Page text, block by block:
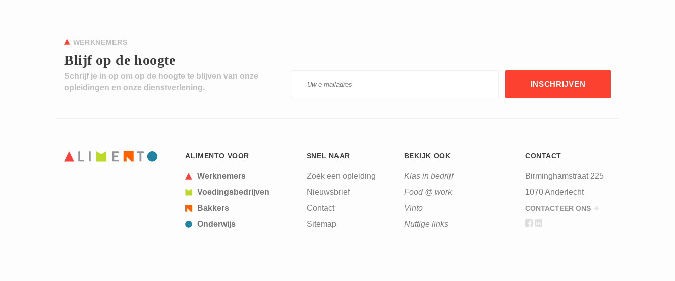
Blijf op de hoogte
WERKNEMERS
Schrijf je in op om op de hoogte te blijven van onze
opleidingen en onze dienstverlening.
ALIMENTO VOOR
Werknemers
Voedingsbedrijven
Bakkers
Onderwijs
SNEL NAAR
Zoek een opleiding
Nieuwsbrief
Contact
Sitemap
BEKIJK OOK
Klas in bedrijf
Food @ work
Vinto
Nuttige links
CONTACT
Birminghamstraat 225
1070 Anderlecht
CONTACTEER ONS